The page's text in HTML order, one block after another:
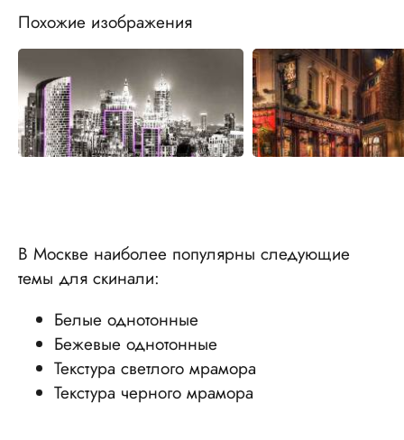
Похожие изображения
В Москве наиболее популярны следующие
темы для скинали:
Белые однотонные
Бежевые однотонные
Текстура светлого мрамора
Текстура черного мрамора